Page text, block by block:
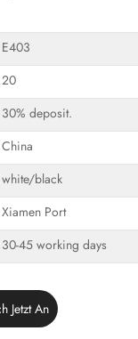
E403
20
30% deposit.
China
white/black
Xiamen Port
30-45 working days
Jetzt An